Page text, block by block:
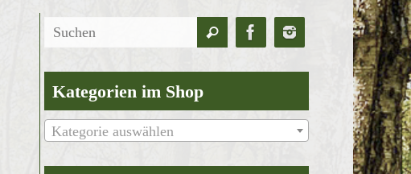
Suchen
nach:
Suchen
Kategorien im Shop
Kategorie auswählen